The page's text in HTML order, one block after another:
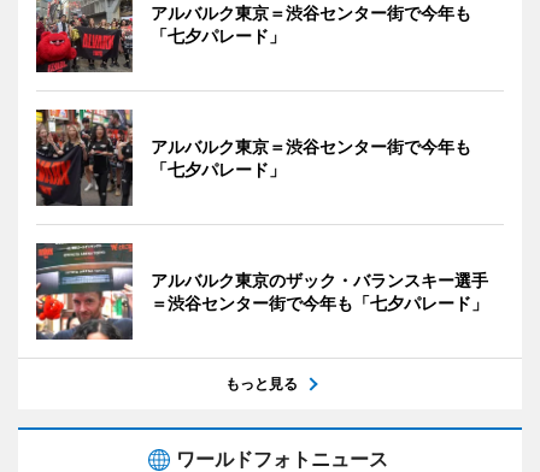
アルバルク東京＝渋谷センター街で今年も
「七夕パレード」
アルバルク東京＝渋谷センター街で今年も
「七夕パレード」
アルバルク東京のザック・バランスキー選手
＝渋谷センター街で今年も「七夕パレード」
もっと見る
ワールドフォトニュース